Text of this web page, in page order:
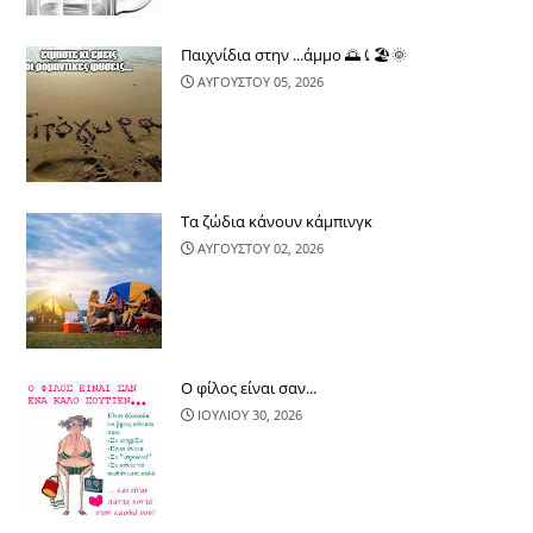
Παιχνίδια στην ...άμμο 🌅⤹🏖🌞
ΑΥΓΟΥΣΤΟΥ 05, 2026
Τα ζώδια κάνουν κάμπινγκ
ΑΥΓΟΥΣΤΟΥ 02, 2026
Ο φίλος είναι σαν...
ΙΟΥΛΙΟΥ 30, 2026